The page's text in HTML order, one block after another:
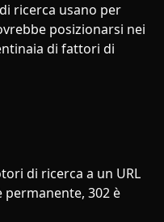
ricerca usano per
posizionarsi nei
di fattori di
di ricerca a un URL
permanente, 302 è